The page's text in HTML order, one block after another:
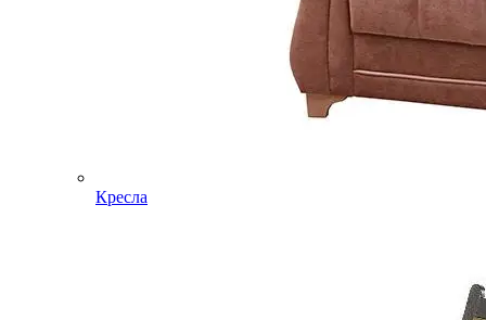
Кресла